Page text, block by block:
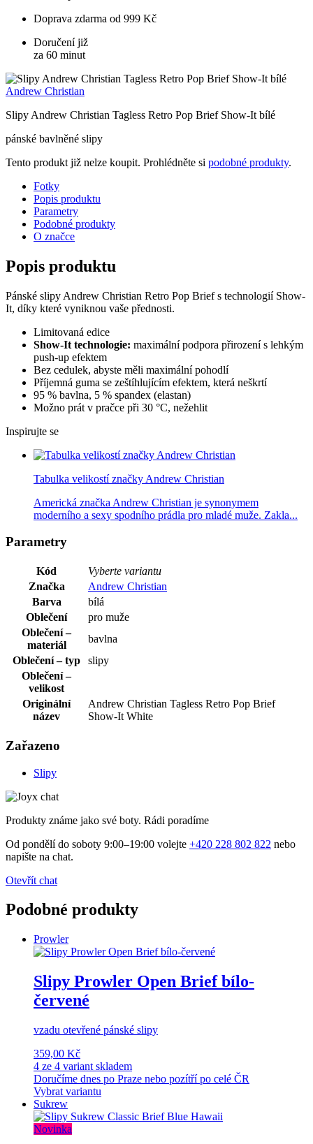
Doprava zdarma od 999 Kč
Doručení již
za 60 minut
Andrew Christian
Slipy Andrew Christian Tagless Retro Pop Brief Show-It bílé
pánské bavlněné slipy
Tento produkt již nelze koupit. Prohlédněte si podobné produkty.
Fotky
Popis produktu
Parametry
Podobné produkty
O značce
Popis produktu
Pánské slipy Andrew Christian Retro Pop Brief s technologií Show-
It, díky které vyniknou vaše přednosti.
Limitovaná edice
Show-It technologie: maximální podpora přirození s lehkým
push-up efektem
Bez cedulek, abyste měli maximální pohodlí
Příjemná guma se zeštíhlujícím efektem, která neškrtí
95 % bavlna, 5 % spandex (elastan)
Možno prát v pračce při 30 °C, nežehlit
Inspirujte se
Tabulka velikostí značky Andrew Christian
Americká značka Andrew Christian je synonymem
moderního a sexy spodního prádla pro mladé muže. Zakla...
Parametry
Kód
Vyberte variantu
Značka
Andrew Christian
Barva
bílá
Oblečení
pro muže
Oblečení –
materiál
bavlna
Oblečení – typ
slipy
Oblečení –
velikost
Originální
název
Andrew Christian Tagless Retro Pop Brief
Show-It White
Zařazeno
Slipy
Produkty známe jako své boty. Rádi poradíme
Od pondělí do soboty 9:00–19:00 volejte +420 228 802 822 nebo
napište na chat.
Otevřít chat
Podobné produkty
Prowler
Slipy Prowler Open Brief bílo-
červené
vzadu otevřené pánské slipy
359,00 Kč
4 ze 4 variant skladem
Doručíme dnes po Praze nebo pozítří po celé ČR
Vybrat variantu
Sukrew
Novinka